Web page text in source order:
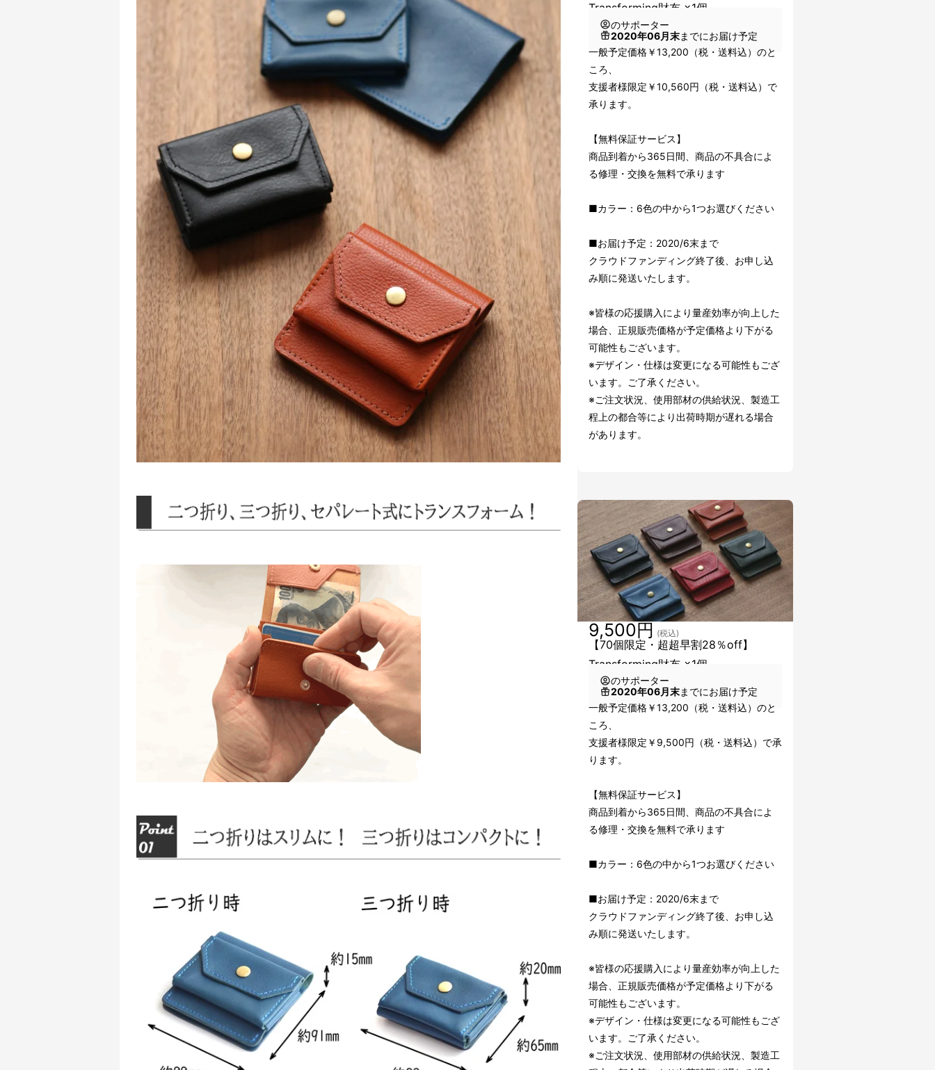
Transforming財布 ×1個
のサポーター
2020年06月末までにお届け予定
一般予定価格￥13,200（税・送料込）のと
ころ、
支援者様限定￥10,560円（税・送料込）で
承ります。
【無料保証サービス】
商品到着から365日間、商品の不具合によ
る修理・交換を無料で承ります
■カラー：6色の中から1つお選びください
■お届け予定：2020/6末まで
クラウドファンディング終了後、お申し込
み順に発送いたします。
※皆様の応援購入により量産効率が向上した
場合、正規販売価格が予定価格より下がる
可能性もございます。
※デザイン・仕様は変更になる可能性もござ
います。ご了承ください。
※ご注文状況、使用部材の供給状況、製造工
程上の都合等により出荷時期が遅れる場合
があります。
【70個限定・超超早割28％off】
Transforming財布 ×1個
9,500円 (税込)
のサポーター
2020年06月末までにお届け予定
一般予定価格￥13,200（税・送料込）のと
ころ、
支援者様限定￥9,500円（税・送料込）で承
ります。
【無料保証サービス】
商品到着から365日間、商品の不具合によ
る修理・交換を無料で承ります
■カラー：6色の中から1つお選びください
■お届け予定：2020/6末まで
クラウドファンディング終了後、お申し込
み順に発送いたします。
※皆様の応援購入により量産効率が向上した
場合、正規販売価格が予定価格より下がる
可能性もございます。
※デザイン・仕様は変更になる可能性もござ
います。ご了承ください。
※ご注文状況、使用部材の供給状況、製造工